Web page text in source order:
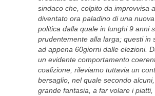
sindaco che, colpito da improvvisa
diventato ora paladino di una
politica dalla quale in lunghi 9 anni
prudentemente alla larga; questi in
ad appena 60giorni dalle elezioni.
un evidente comportamento
coalizione, rileviamo tuttavia un
bersaglio, nel quale secondo
grande fantasia, a far volare i piatti,